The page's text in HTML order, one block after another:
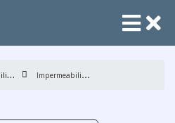
I
mpermeabilização I
mpermeabilização Com Poliuretano